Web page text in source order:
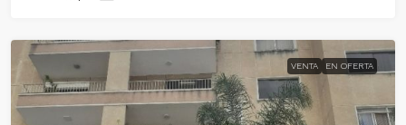
VENTA EN OFERTA